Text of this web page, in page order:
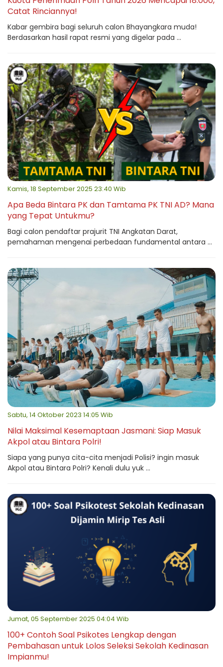
Catat Rinciannya!
Kabar gembira bagi seluruh calon Bhayangkara muda!
Berdasarkan hasil rapat resmi yang digelar pada ...
Kamis, 18 September 2025 23:40 Wib
Apa Beda Bintara PK dan Tamtama PK TNI AD? Mana
yang Tepat Untukmu?
Bagi calon pendaftar prajurit TNI Angkatan Darat,
pemahaman mengenai perbedaan fundamental antara ...
Sabtu, 14 Oktober 2023 14:05 Wib
Nilai Maksimal Kesemaptaan Jasmani: Siap Masuk
Akpol atau Bintara Polri!
Siapa yang punya cita-cita menjadi Polisi? ingin masuk
Akpol atau Bintara Polri? Kenali dulu yuk ...
Jumat, 05 September 2025 04:04 Wib
100+ Contoh Soal Psikotes Lengkap dengan
Pembahasan untuk Lolos Seleksi Sekolah Kedinasan
Impianmu!